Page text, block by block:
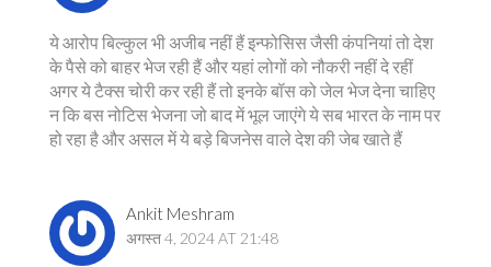
ये आरोप बिल्कुल भी अजीब नहीं हैं इन्फोसिस जैसी कंपनियां तो देश
के पैसे को बाहर भेज रही हैं और यहां लोगों को नौकरी नहीं दे रहीं
अगर ये टैक्स चोरी कर रही हैं तो इनके बॉस को जेल भेज देना चाहिए
न कि बस नोटिस भेजना जो बाद में भूल जाएंगे ये सब भारत के नाम पर
हो रहा है और असल में ये बड़े बिजनेस वाले देश की जेब खाते हैं
Ankit Meshram
अगस्त 4, 2024 AT 21:48